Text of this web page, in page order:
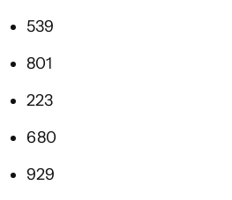
539
801
223
680
929